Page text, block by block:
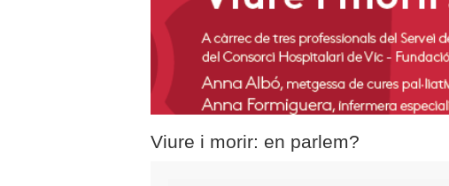
Viure i morir: en parlem?